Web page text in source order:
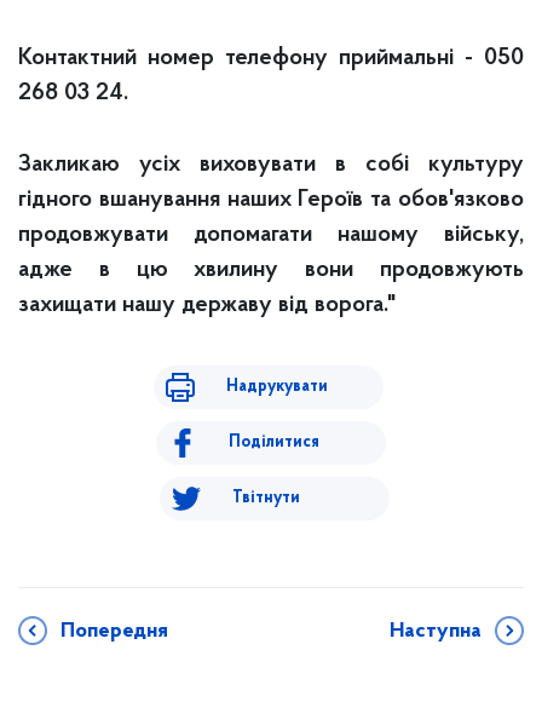
Контактний номер телефону приймальні - 050
268 03 24.
Закликаю усіх виховувати в собі культуру
гідного вшанування наших Героїв та обов'язково
продовжувати допомагати нашому війську,
адже в цю хвилину вони продовжують
захищати нашу державу від ворога."
Надрукувати
Поділитися
Твітнути
Попередня Наступна